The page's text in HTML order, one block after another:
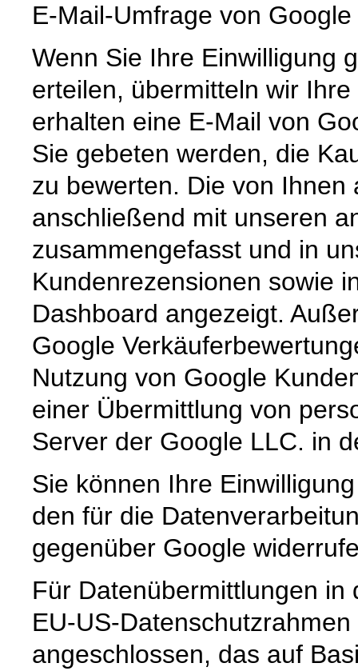
E-Mail-Umfrage von
Wenn Sie Ihre Einwilligung
erteilen, übermitteln wir
erhalten eine E-Mail von
Sie gebeten werden, die
zu bewerten. Die von
anschließend mit unseren
zusammengefasst und in
Kundenrezensionen sowie
Dashboard angezeigt.
Google
Nutzung von Google
einer Übermittlung von
Server der Google LLC. in
Sie können Ihre
den für die
gegenüber Google
Für Datenübermittlungen in
EU-US-
angeschlossen, das auf